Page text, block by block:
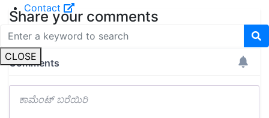
Contact
CLOSE
Share your comments